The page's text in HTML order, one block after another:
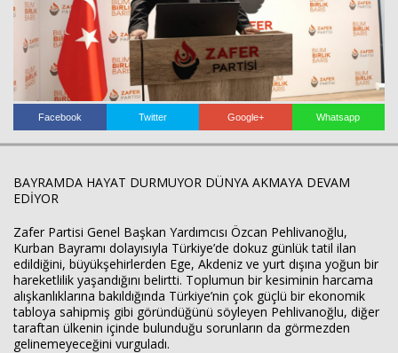
Facebook Twitter Google+ Whatsapp
BAYRAMDA HAYAT DURMUYOR DÜNYA AKMAYA DEVAM
EDİYOR
Zafer Partisi Genel Başkan Yardımcısı Özcan Pehlivanoğlu,
Kurban Bayramı dolayısıyla Türkiye’de dokuz günlük tatil ilan
edildiğini, büyükşehirlerden Ege, Akdeniz ve yurt dışına yoğun bir
hareketlilik yaşandığını belirtti. Toplumun bir kesiminin harcama
alışkanlıklarına bakıldığında Türkiye’nin çok güçlü bir ekonomik
tabloya sahipmiş gibi göründüğünü söyleyen Pehlivanoğlu, diğer
taraftan ülkenin içinde bulunduğu sorunların da görmezden
gelinemeyeceğini vurguladı.